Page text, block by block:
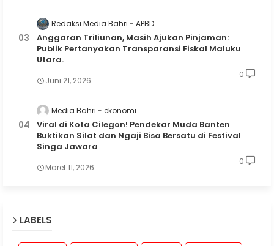
Redaksi Media Bahri APBD
Anggaran Triliunan, Masih Ajukan Pinjaman:
Publik Pertanyakan Transparansi Fiskal Maluku
Utara.
Juni 21, 2026
0
Media Bahri ekonomi
Viral di Kota Cilegon! Pendekar Muda Banten
Buktikan Silat dan Ngaji Bisa Bersatu di Festival
Singa Jawara
Maret 11, 2026
0
LABELS